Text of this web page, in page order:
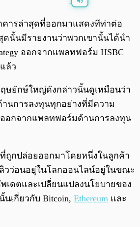
0:00/ 0:00
คารล่าสุดที่ออกมาแสดงทีท่าต่อ
ดนั้นมีรายงานว่าพวกเขานั้นได้นำ
ออกจากแพลทฟอร์ม HSBC
ล้ว
ษยักษ์ใหญ่ดังกล่าวนั้นดูเหมือนว่า
นการลงทุนทุกอย่างที่มีความ
ออกจากแพลทฟอร์มด้านการลงทุน
ถูกปล่อยออกมาโดยหนึ่งในลูกค้า
วว่อนอยู่ในโลกออนไลน์อยู่ในขณะ
เดตและเปลี่ยนแปลงนโยบายของ
เกี่ยวกับ Bitcoin, Ethereum และ